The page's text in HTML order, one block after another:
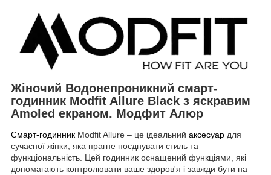
Жіночий Водонепроникний смарт-
годинник Modfit Allure Black з яскравим
Amoled екраном. Модфит Алюр
Смарт-годинник Modfit Allure – це ідеальний аксесуар для
сучасної жінки, яка прагне поєднувати стиль та
функціональність. Цей годинник оснащений функціями, які
допомагають контролювати ваше здоров'я і завжди бути на